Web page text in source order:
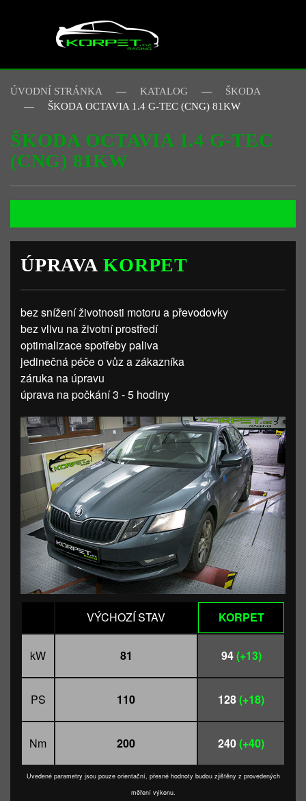
Skip to main content
ÚVODNÍ STRÁNKA KATALOG
ŠKODA
ŠKODA OCTAVIA 1.4 G-TEC (CNG) 81KW
ŠKODA OCTAVIA 1.4 G-TEC
(CNG) 81KW
ÚPRAVAKORPET
bez snížení životnosti motoru a převodovky
bez vlivu na životní prostředí
optimalizace spotřeby paliva
jedinečná péče o vůz a zákazníka
záruka na úpravu
úprava na počkání 3 - 5 hodiny
VÝCHOZÍ STAV KORPET
kW 81 94(+13)
PS 110 128(+18)
Nm 200 240(+40)
Uvedené parametry jsou pouze orientační, přesné hodnoty budou zjištěny z provedených
měření výkonu.